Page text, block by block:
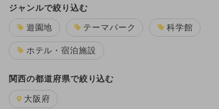
ジャンルで絞り込む
遊園地 テーマパーク 科学館
ホテル・宿泊施設
関西の都道府県で絞り込む
大阪府